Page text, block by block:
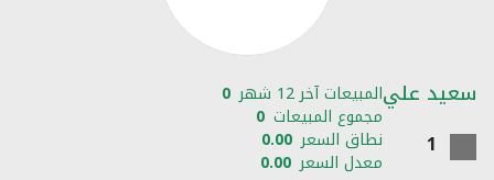
سعيد علي
1
المبيعات آخر 12 شهر 0
مجموع المبيعات 0
نطاق السعر 0.00
معدل السعر 0.00